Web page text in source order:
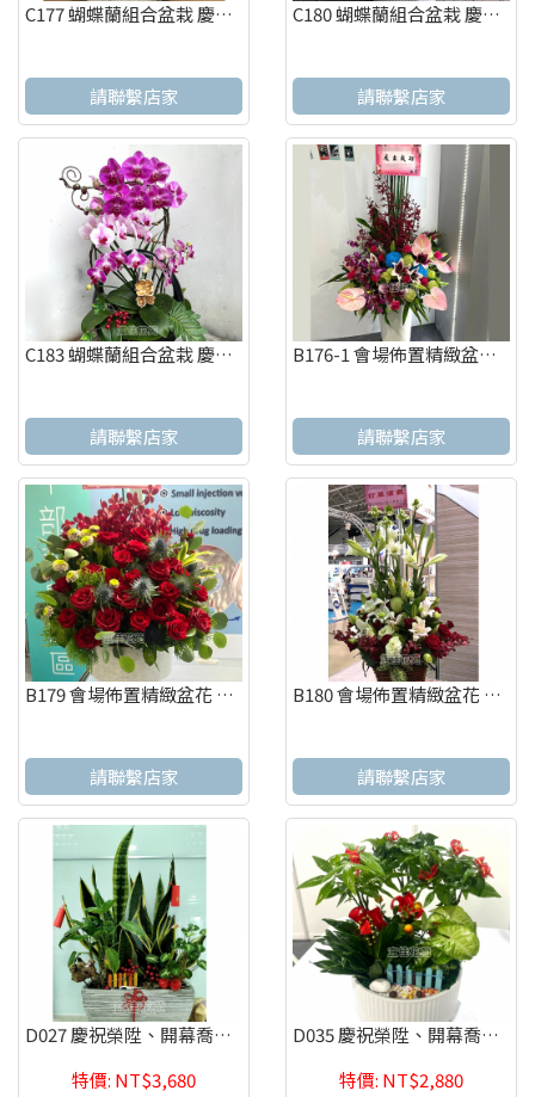
C177 蝴蝶蘭組合盆栽 慶祝榮陞、開幕喬遷、參展成功、祝賀花禮
請聯繫店家
C180 蝴蝶蘭組合盆栽 慶祝榮陞、開幕喬遷、參展成功、祝賀花禮
請聯繫店家
C183 蝴蝶蘭組合盆栽 慶祝榮陞、開幕喬遷、參展成功、祝賀花禮
請聯繫店家
B176-1 會場佈置精緻盆花 慶祝榮陞、開幕喬遷、參展成功
請聯繫店家
B179 會場佈置精緻盆花 慶祝榮陞、開幕喬遷、參展成功
請聯繫店家
B180 會場佈置精緻盆花 慶祝榮陞、開幕喬遷、參展成功
請聯繫店家
D027 慶祝榮陞、開幕喬遷、參展成功、招財進寶虎尾蘭盆栽
特價: NT$3,680
D035 慶祝榮陞、開幕喬遷、參展成功、招財進寶發財樹
特價: NT$2,880